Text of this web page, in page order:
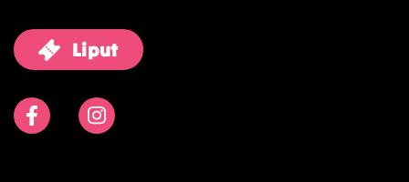
Liput
FacebookInstagram